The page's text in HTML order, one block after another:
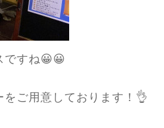
ですね😀😀
ご用意しております！👌